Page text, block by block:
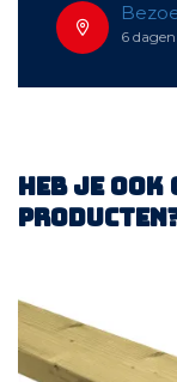
6
Heb je ook